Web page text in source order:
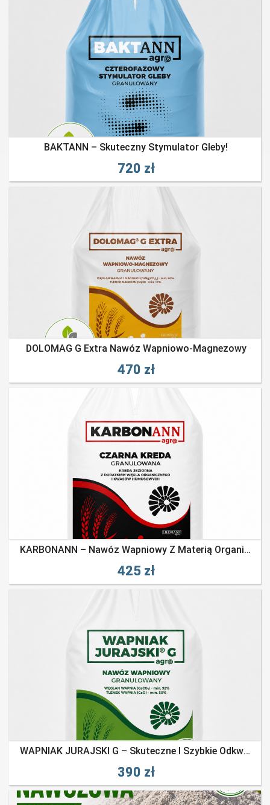
BAKTANN – Skuteczny Stymulator Gleby!
720 zł
DOLOMAG G Extra Nawóz Wapniowo-Magnezowy
470 zł
KARBONANN – Nawóz Wapniowy Z Materią Organiczną
425 zł
WAPNIAK JURAJSKI G – Skuteczne I Szybkie Odkwaszanie Gleby
390 zł